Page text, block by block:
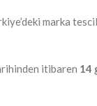
marka
itibaren 14